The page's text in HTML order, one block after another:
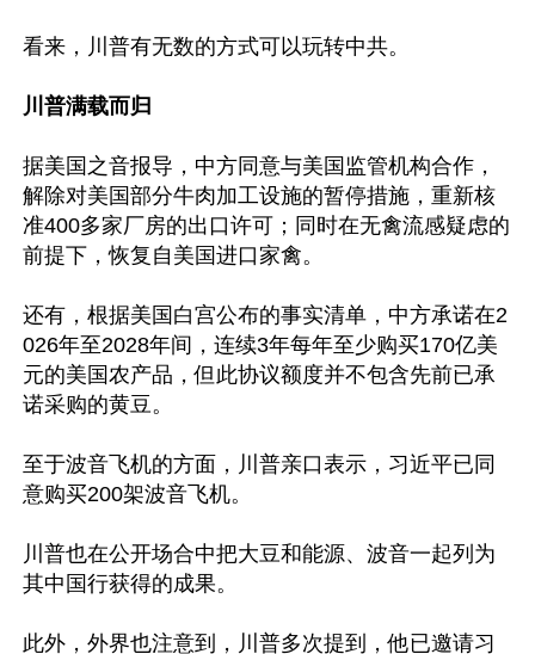
看来，川普有无数的方式可以玩转中共。
川普满载而归
据美国之音报导，中方同意与美国监管机构合作，
解除对美国部分牛肉加工设施的暂停措施，重新核
准400多家厂房的出口许可；同时在无禽流感疑虑的
前提下，恢复自美国进口家禽。
还有，根据美国白宫公布的事实清单，中方承诺在2
026年至2028年间，连续3年每年至少购买170亿美
元的美国农产品，但此协议额度并不包含先前已承
诺采购的黄豆。
至于波音飞机的方面，川普亲口表示，习近平已同
意购买200架波音飞机。
川普也在公开场合中把大豆和能源、波音一起列为
其中国行获得的成果。
此外，外界也注意到，川普多次提到，他已邀请习